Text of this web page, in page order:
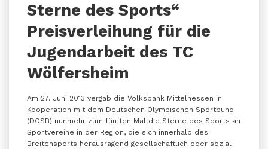
Sterne des Sports“
Preisverleihung für die
Jugendarbeit des TC
Wölfersheim
Am 27. Juni 2013 vergab die Volksbank Mittelhessen in
Kooperation mit dem Deutschen Olympischen Sportbund
(DOSB) nunmehr zum fünften Mal die Sterne des Sports an
Sportvereine in der Region, die sich innerhalb des
Breitensports herausragend gesellschaftlich oder sozial